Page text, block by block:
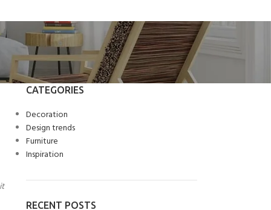
CATEGORIES
Decoration
Design trends
Furniture
Inspiration
RECENT POSTS